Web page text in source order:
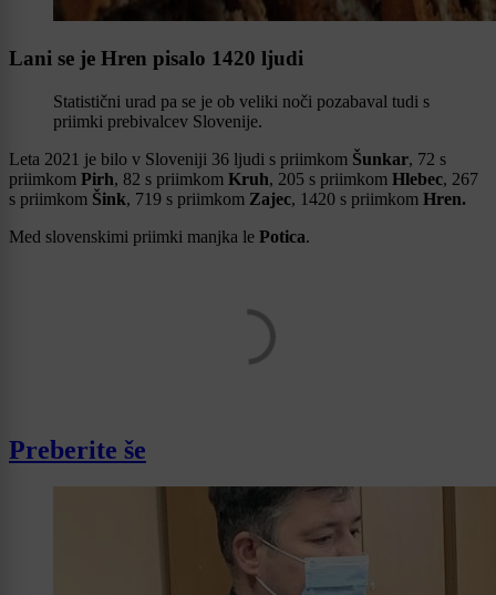
Lani se je Hren pisalo 1420 ljudi
Statistični urad pa se je ob veliki noči pozabaval tudi s
priimki prebivalcev Slovenije.
Leta 2021 je bilo v Sloveniji 36 ljudi s priimkom Šunkar, 72 s
priimkom Pirh, 82 s priimkom Kruh, 205 s priimkom Hlebec, 267
s priimkom Šink, 719 s priimkom Zajec, 1420 s priimkom Hren.
Med slovenskimi priimki manjka le Potica.
Preberite še